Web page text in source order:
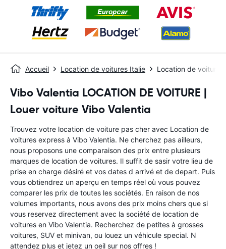
Accueil Location de voitures Italie Location de voitures
Vibo Valentia LOCATION DE VOITURE |
Louer voiture Vibo Valentia
Trouvez votre location de voiture pas cher avec Location de
voitures express à Vibo Valentia. Ne cherchez pas ailleurs,
nous proposons une comparaison des prix entre plusieurs
marques de location de voitures. Il suffit de sasir votre lieu de
prise en charge désiré et vos dates d arrivé et de depart. Puis
vous obtiendrez un aperçu en temps réel où vous pouvez
comparer les prix de toutes les sociétés. En raison de nos
volumes importants, nous avons des prix moins chers que si
vous reservez directement avec la société de location de
voitures en Vibo Valentia. Recherchez de petites à grosses
voitures, SUV et minivan, ou louez un véhicule special. N
attendez plus et jetez un oeil sur nos offres !